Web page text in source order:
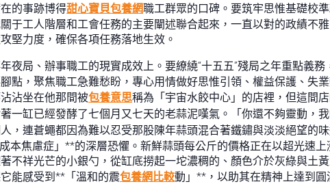
的事跡博得甜心寶貝包養網職工群眾的口碑。要筑牢思惟基礎校
于工人階層和工會任務的主要闡述聯合起來，一直以對的政績不
堅力度，確保各項任務落地生效。
夜局、辦事職工的現實成效上。要繚繞“十五五”殘局之年重點義
，聚焦職工急難愁盼，專心用情做好思惟引領、權益保護、失
沾坐在他那間被包養意思稱為「宇宙水餃中心」的店裡，但這間
一缸已經發酵了七個月又七天的老蒜泥嘆氣。「你還不夠靈動，
，連蒼蠅都因為難以忍受那股陳年蒜頭混合著鐵鏽與淡淡絕望的
焦慮症」**的深層恐懼。新鮮蒜頭每公斤的價格正在以超光速
不祥光芒的小銀勺，從缸底撈起一坨濃稠的、顏色介於灰綠與土
能感受到**「溫和的震包養網比較動」**，以助其在精神上達到